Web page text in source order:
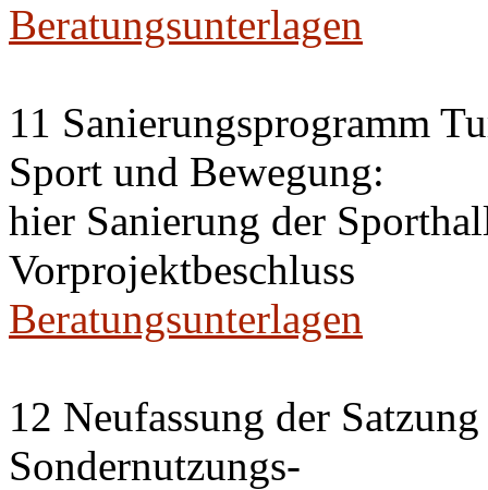
Beratungsunterlagen
11 Sanierungsprogramm
Sport und Bewegung:
hier Sanierung der
Vorprojektbeschluss
Beratungsunterlagen
12 Neufassung der
Sondernutzungs-